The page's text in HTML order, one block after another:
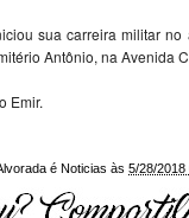
sua carreira militar
Antônio, na Avenida
Emir.
é Noticias às 5/28/2018